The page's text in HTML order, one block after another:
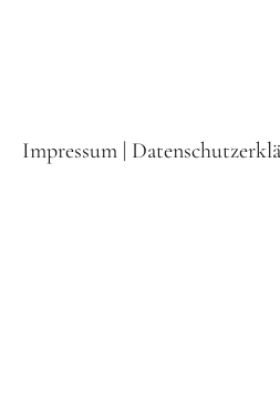
Impressum |